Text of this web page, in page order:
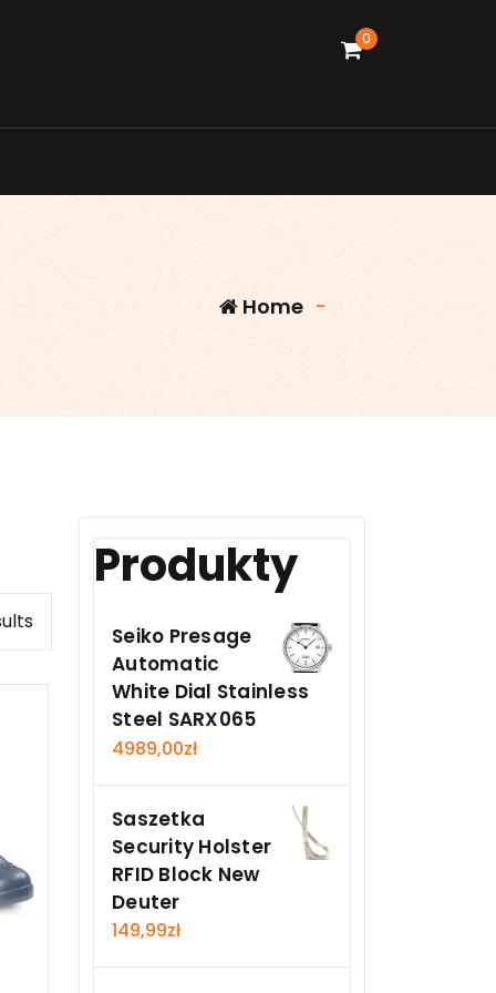
0
Home -
Produkty
Seiko Presage
Automatic
White Dial Stainless
Steel SARX065
4989,00zł
Saszetka
Security Holster
RFID Block New
Deuter
149,99zł